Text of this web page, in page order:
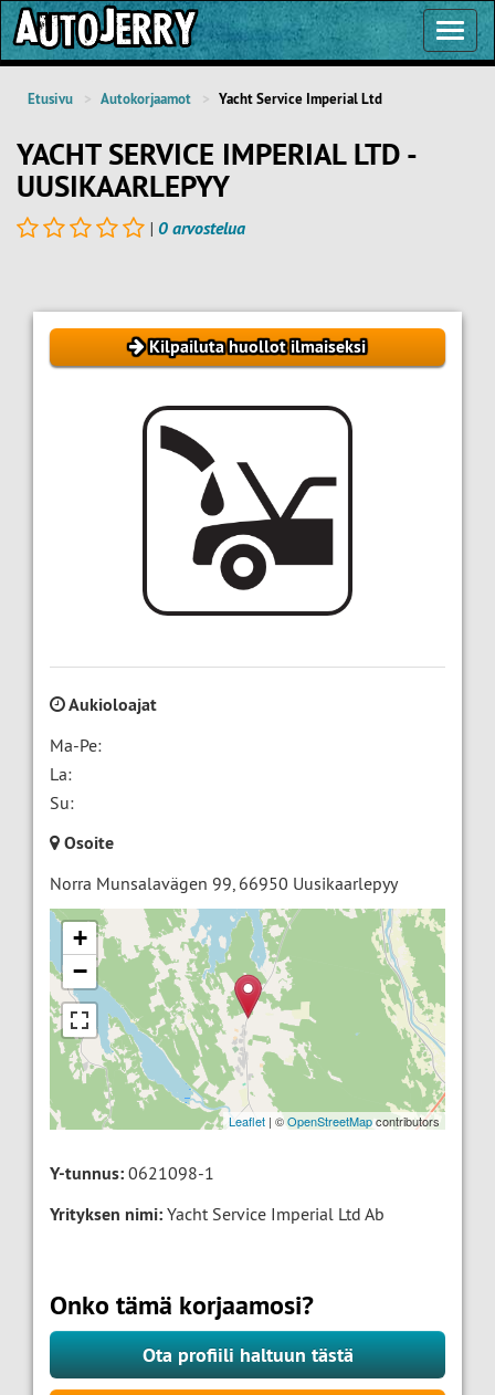
Etusivu Autokorjaamot Yacht Service Imperial Ltd
YACHT SERVICE IMPERIAL LTD -
UUSIKAARLEPYY
| 0 arvostelua
Kilpailuta huollot ilmaiseksi
Aukioloajat
Ma-Pe:
La:
Su:
Osoite
Norra Munsalavägen 99, 66950 Uusikaarlepyy
+
−
Leaflet | ©OpenStreetMapcontributors
Y-tunnus: 0621098-1
Yrityksen nimi: Yacht Service Imperial Ltd Ab
Onko tämä korjaamosi?
Ota profiili haltuun tästä